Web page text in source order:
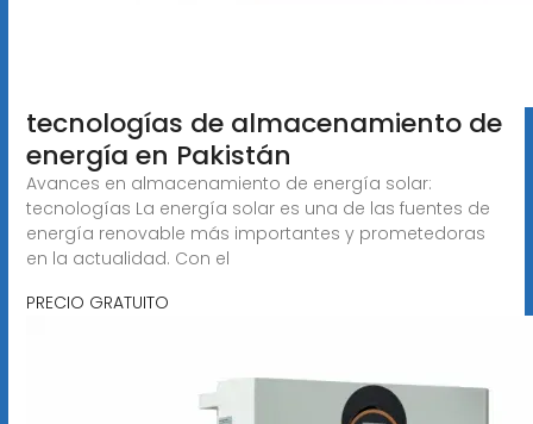
tecnologías de almacenamiento de
energía en Pakistán
Avances en almacenamiento de energía solar:
tecnologías La energía solar es una de las fuentes de
energía renovable más importantes y prometedoras
en la actualidad. Con el
PRECIO GRATUITO